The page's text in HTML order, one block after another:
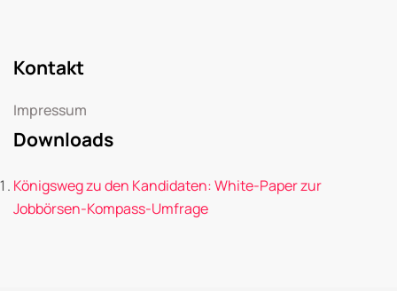
Kontakt
Impressum
Downloads
Königsweg zu den Kandidaten: White-Paper zur
Jobbörsen-Kompass-Umfrage